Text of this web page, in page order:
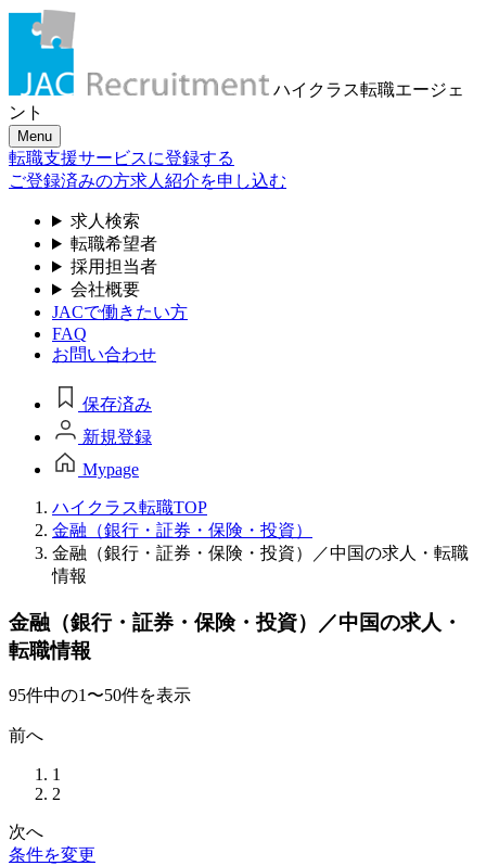
ハイクラス転職エージェ
ント
Menu
転職支援サービスに登録する
ご登録済みの方求人紹介を申し込む
求人検索
転職希望者
採用担当者
会社概要
JACで働きたい方
FAQ
お問い合わせ
保存済み
新規登録
Mypage
ハイクラス転職TOP
金融（銀行・証券・保険・投資）
金融（銀行・証券・保険・投資）／中国の求人・転職
情報
金融（銀行・証券・保険・投資）／中国の求人・
転職情報
95件中の1〜50件を表示
前へ
1
2
次へ
条件を変更